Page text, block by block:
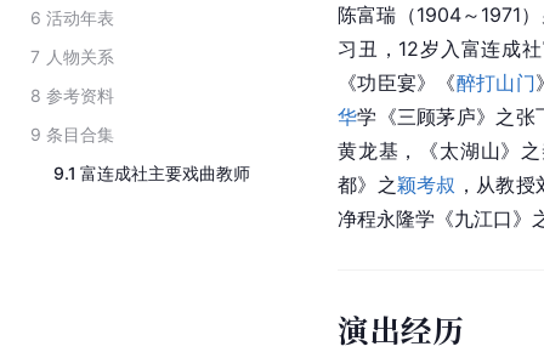
6 活动年表
7 人物关系
8 参考资料
9 条目合集
9.1 富连成社主要戏曲教师
陈富瑞（1904～1971
习丑，12岁入富连成
《功臣宴》《醉打山门
华学《三顾茅庐》之张
黄龙基，《太湖山》
都》之颖考叔 ，从教
净程永隆学《九江口》
演出经历